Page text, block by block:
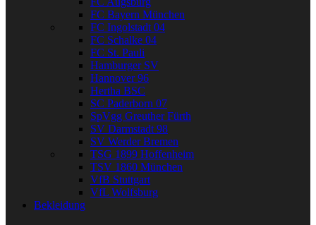
FC Bayern München
FC Ingolstadt 04
FC Schalke 04
FC St. Pauli
Hamburger SV
Hannover 96
Hertha BSC
SC Paderborn 07
SpVgg Greuther Fürth
SV Darmstadt 98
SV Werder Bremen
TSG 1899 Hoffenheim
TSV 1860 München
VfB Stuttgart
VfL Wolfsburg
Bekleidung